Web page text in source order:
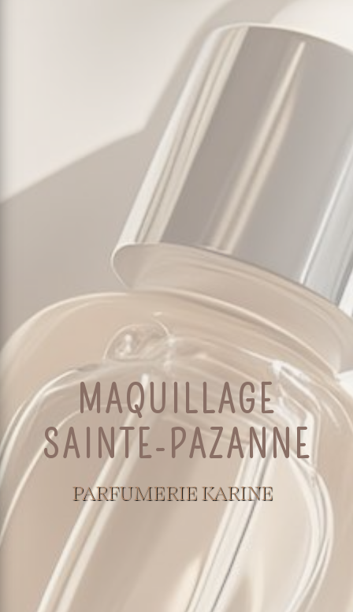
MAQUILLAGE
SAINTE-PAZANNE
PARFUMERIE KARINE